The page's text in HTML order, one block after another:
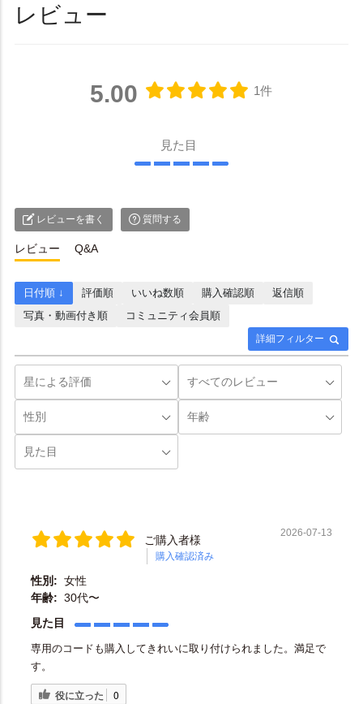
レビュー
5.00 1件
見た目
レビューを書く 質問する
レビュー Q&A
詳細フィルター
日付順 ↓ 評価順 いいね数順 購入確認順
返信順
写真・動画付き順
コミュニティ会員順
ご購入者様
購入確認済み
2026-07-13
性別: 女性
年齢: 30代〜
見た目
専用のコードも購入してきれいに取り付けられました。満足で
す。
役に立った 0